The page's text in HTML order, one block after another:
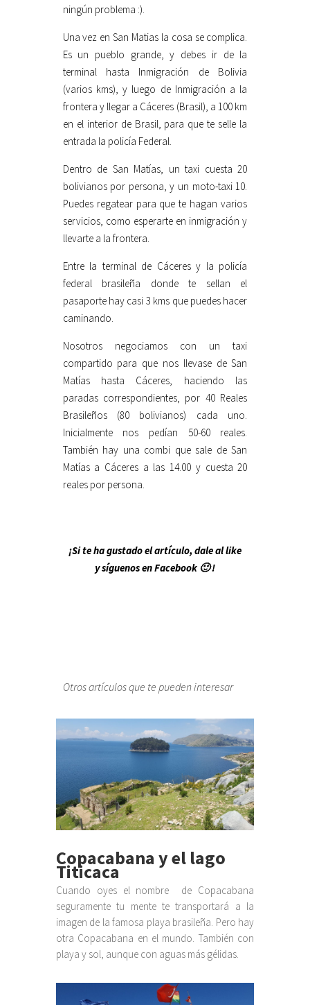
ningún problema :).
Una vez en San Matias la cosa se complica.
Es un pueblo grande, y debes ir de la
terminal hasta Inmigración de Bolivia
(varios kms), y luego de Inmigración a la
frontera y llegar a Cáceres (Brasil), a 100 km
en el interior de Brasil, para que te selle la
entrada la policía Federal.
Dentro de San Matías, un taxi cuesta 20
bolivianos por persona, y un moto-taxi 10.
Puedes regatear para que te hagan varios
servicios, como esperarte en inmigración y
llevarte a la frontera.
Entre la terminal de Cáceres y la policía
federal brasileña donde te sellan el
pasaporte hay casi 3 kms que puedes hacer
caminando.
Nosotros negociamos con un taxi
compartido para que nos llevase de San
Matías hasta Cáceres, haciendo las
paradas correspondientes, por 40 Reales
Brasileños (80 bolivianos) cada uno.
Inicialmente nos pedían 50-60 reales.
También hay una combi que sale de San
Matías a Cáceres a las 14.00 y cuesta 20
reales por persona.
¡Si te ha gustado el artículo, dale al like
y síguenos en Facebook 🙂 !
Otros artículos que te pueden interesar
Copacabana y el lago
Titicaca
Cuando oyes el nombre de Copacabana
seguramente tu mente te transportará a la
imagen de la famosa playa brasileña. Pero hay
otra Copacabana en el mundo. También con
playa y sol, aunque con aguas más gélidas.